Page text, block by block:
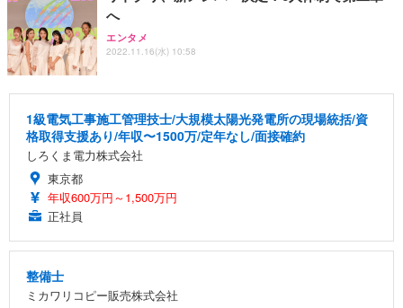
へ
エンタメ
2022.11.16(水) 10:58
1級電気工事施工管理技士/大規模太陽光発電所の現場統括/資
格取得支援あり/年収〜1500万/定年なし/面接確約
しろくま電力株式会社
東京都
年収600万円～1,500万円
正社員
整備士
ミカワリコピー販売株式会社